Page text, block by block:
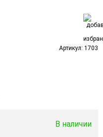
Артикул: 1703
В наличии